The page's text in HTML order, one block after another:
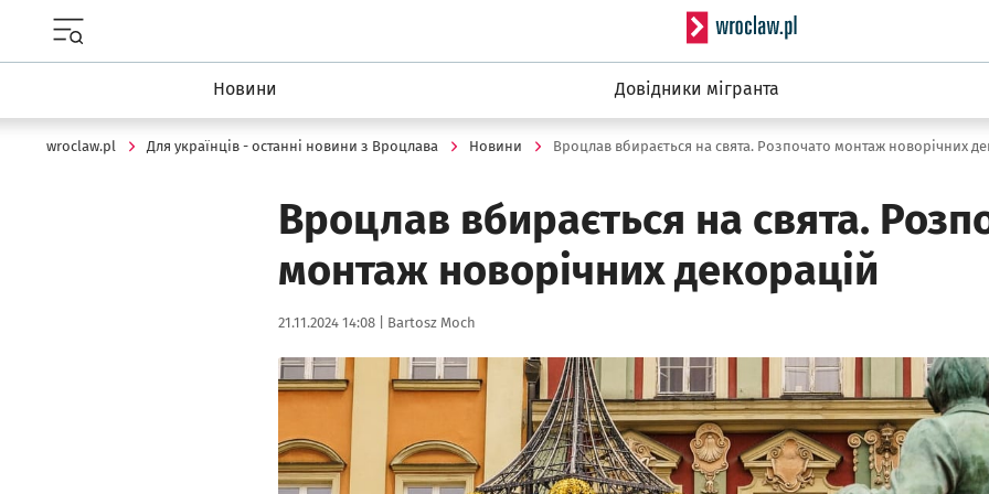
Serwis informacyjny
Новини Довідники мігранта
wroclaw.pl Для українців - останні новини з Вроцлава Новини Вроцлав вбирається на свята. Розпочато монтаж новорічних
Вроцлав вбирається на свята.
монтаж новорічних декорацій
Data publikacji:
21.11.2024 14:08 | Autor:
Bartosz Moch
Kliknij, aby powiększyć